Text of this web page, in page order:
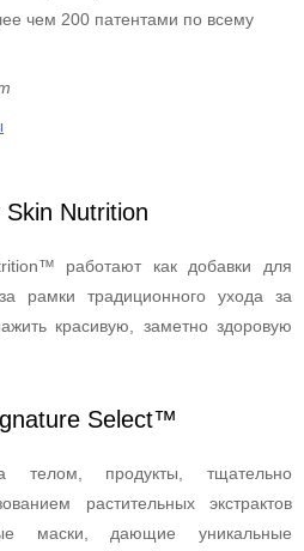
чем 200 патентами по всему
Nutrition
работают как добавки для
рамки традиционного ухода за
красивую, заметно здоровую
Select™
продукты, тщательно
растительных экстрактов
маски, дающие уникальные